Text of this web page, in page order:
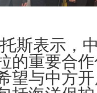
斯表示，
的重要合
望与中方